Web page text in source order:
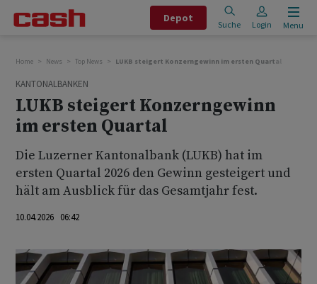
Depot
Suche Login Menu
Home News Top News LUKB steigert Konzerngewinn im ersten Quartal
KANTONALBANKEN
LUKB steigert Konzerngewinn
im ersten Quartal
Die Luzerner Kantonalbank (LUKB) hat im
ersten Quartal 2026 den Gewinn gesteigert und
hält am Ausblick für das Gesamtjahr fest.
10.04.2026 06:42